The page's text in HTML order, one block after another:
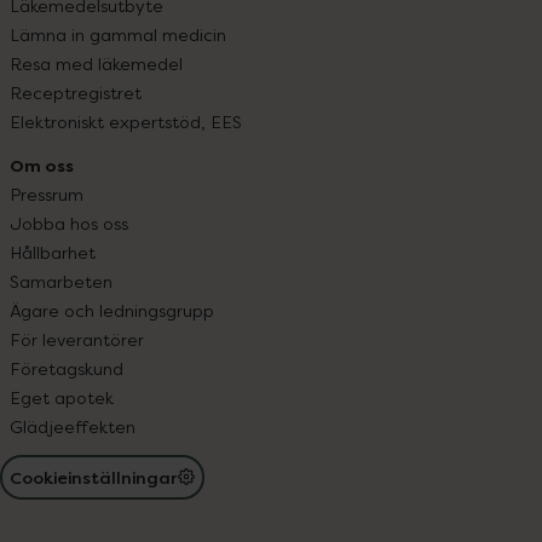
Läkemedelsutbyte
Lämna in gammal medicin
Resa med läkemedel
Receptregistret
Elektroniskt expertstöd, EES
Om oss
Pressrum
Jobba hos oss
Hållbarhet
Samarbeten
Ägare och ledningsgrupp
För leverantörer
Företagskund
Eget apotek
Glädjeeffekten
Cookieinställningar